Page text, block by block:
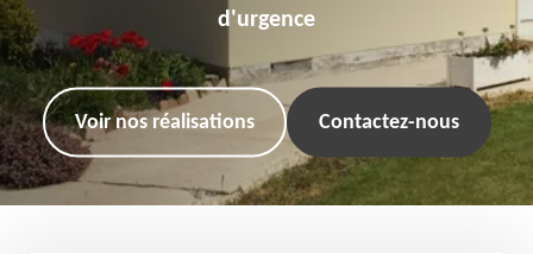
d'urgence
Voir nos réalisations Contactez-nous